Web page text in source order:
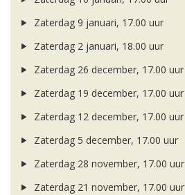
Zaterdag 9 januari, 17.00 uur
Zaterdag 2 januari, 18.00 uur
Zaterdag 26 december, 17.00 uur
Zaterdag 19 december, 17.00 uur
Zaterdag 12 december, 17.00 uur
Zaterdag 5 december, 17.00 uur
Zaterdag 28 november, 17.00 uur
Zaterdag 21 november, 17.00 uur